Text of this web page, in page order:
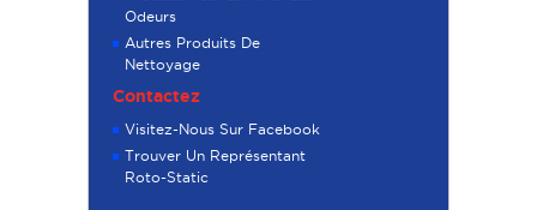
Odeurs
Autres Produits De
Nettoyage
Contactez
Visitez-Nous Sur Facebook
Trouver Un Représentant
Roto-Static